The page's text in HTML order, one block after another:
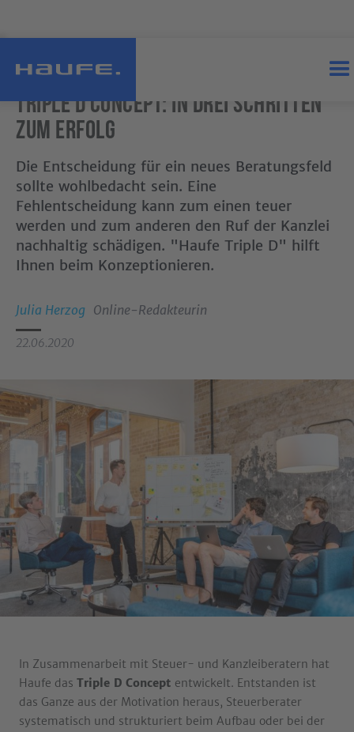
Triple D Concept: In drei Schritten
zum Erfolg
Die Entscheidung für ein neues Beratungsfeld
sollte wohlbedacht sein. Eine
Fehlentscheidung kann zum einen teuer
werden und zum anderen den Ruf der Kanzlei
nachhaltig schädigen. "Haufe Triple D" hilft
Ihnen beim Konzeptionieren.
Julia Herzog Online-Redakteurin
22.06.2020
In Zusammenarbeit mit Steuer- und Kanzleiberatern hat
Haufe das Triple D Concept entwickelt. Entstanden ist
das Ganze aus der Motivation heraus, Steuerberater
systematisch und strukturiert beim Aufbau oder bei der